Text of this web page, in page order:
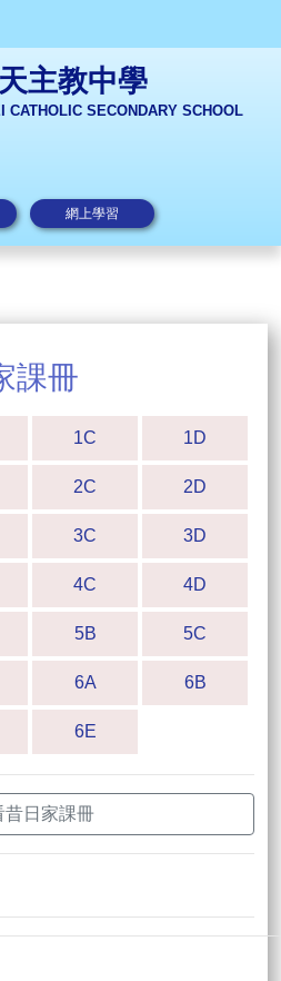
主教中學
CATHOLIC SECONDARY SCHOOL
網上學習
課冊
1C 1D
2C 2D
3C 3D
4C 4D
5B 5C
6A 6B
6E
昔日家課冊